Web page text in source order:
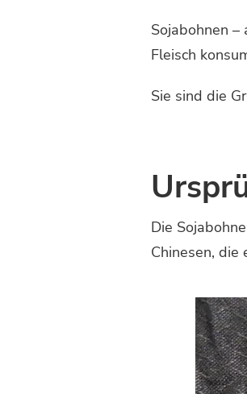
Sojabohnen
Fleisch
Sie sind die
Die
Chinesen,